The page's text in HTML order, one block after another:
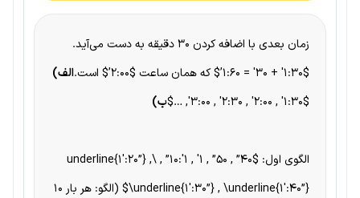
زمان بعدی با اضافه کردن ۳۰ دقیقه به دست می‌آید.
$۱:۳۰′ + ۳۰′ = 1:۶۰’$ که همان ساعت $۲:۰۰’$ است.
الف)
$۱:۳۰′ , ۲:۰۰′ , ۲:۳۰′ , ۳:۰۰′, …$
ب)
الگوی اول: $۴۰” , ۵۰” , ۱′ , ۱′:۱۰” , \underline{1′:20”} ,
\underline{1′:30”} , \underline{1′:40”}$ (الگو: هر بار ۱۰